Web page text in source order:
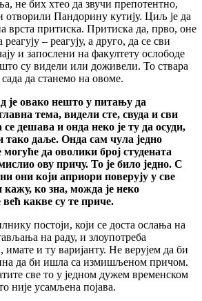
не бих хтео да звучи препотентно,
Пандорину кутију. Циљ је да
врста притиска. Притиска да, прво, оне
реагују – реагују, а друго, да се сви
и запослени на факултету ослободе
су видели или доживели. То ствара
да станемо на овоме.
је овако нешто у питању да
тема, видели сте, свуда и сви
дешава и онда неко је ту да осуди,
тако даље. Онда сам чула једно
да оволики број студената
ову причу. То је било једно. С
они који априори поверују у све
ко зна, можда је неко
какве су те приче.
постоји, који се доста ослања на
на раду, и злоупотреба
и ту варијанту. Не верујем да би
да би ишла са измишљеном причом.
све то у једном дужем временском
није усамљена појава.